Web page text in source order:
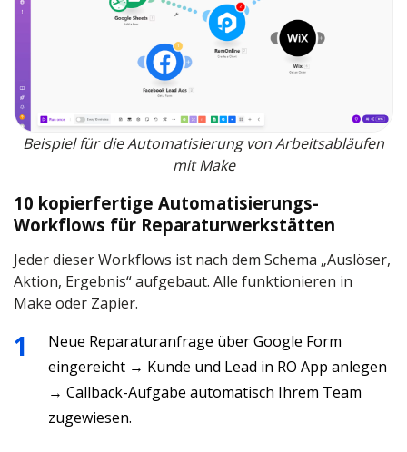
Beispiel für die Automatisierung von Arbeitsabläufen
mit Make
10 kopierfertige Automatisierungs-
Workflows für Reparaturwerkstätten
Jeder dieser Workflows ist nach dem Schema „Auslöser,
Aktion, Ergebnis“ aufgebaut. Alle funktionieren in
Make oder Zapier.
Neue Reparaturanfrage über Google Form
eingereicht → Kunde und Lead in RO App anlegen
→ Callback-Aufgabe automatisch Ihrem Team
zugewiesen.